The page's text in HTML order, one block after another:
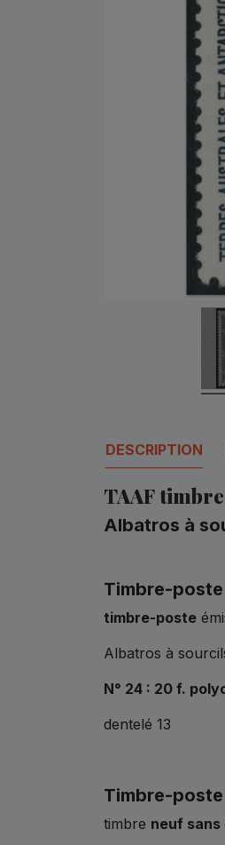
DESCRIPTION
TAAF
Albatros à
Timbre-poste
timbre-poste
Albatros à
N° 24 : 20 f.
dentelé 13
Timbre-poste
timbre neuf